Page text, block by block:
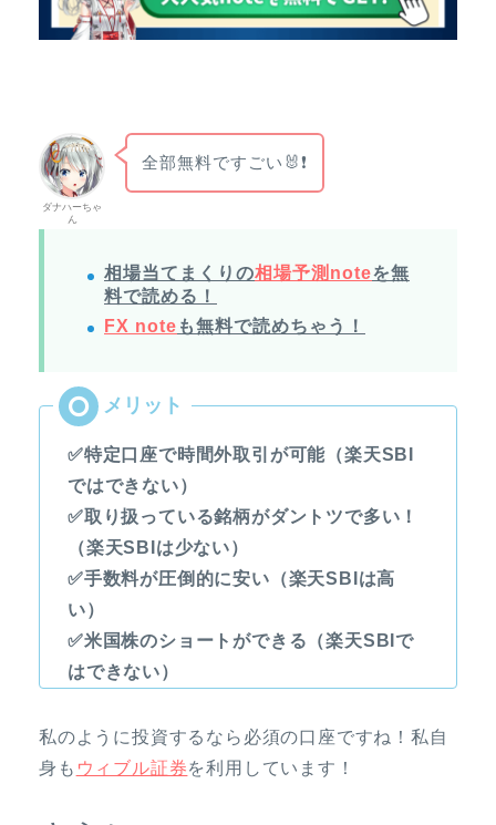
ダナハーちゃ
ん
全部無料ですごい🐰❗
相場当てまくりの相場予測noteを無
料で読める！
FX note も無料で読めちゃう！
✅特定口座で時間外取引が可能（楽天SBI
ではできない）
✅取り扱っている銘柄がダントツで多い！
（楽天SBIは少ない）
✅手数料が圧倒的に安い（楽天SBIは高
い）
✅米国株のショートができる（楽天SBIで
はできない）
私のように投資するなら必須の口座ですね！私自
身も ウィブル証券を利用しています！